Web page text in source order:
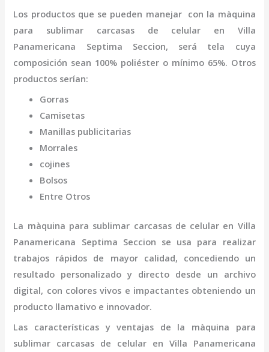
Los productos que se pueden manejar con la màquina
para sublimar carcasas de celular en Villa
Panamericana Septima Seccion, será tela cuya
composición sean 100% poliéster o mínimo 65%. Otros
productos serían:
Gorras
Camisetas
Manillas publicitarias
Morrales
cojines
Bolsos
Entre Otros
La màquina para sublimar carcasas de celular en Villa
Panamericana Septima Seccion se usa para realizar
trabajos rápidos de mayor calidad, concediendo un
resultado personalizado y directo desde un archivo
digital, con colores vivos e impactantes obteniendo un
producto llamativo e innovador.
Las características y ventajas de la màquina para
sublimar carcasas de celular en Villa Panamericana